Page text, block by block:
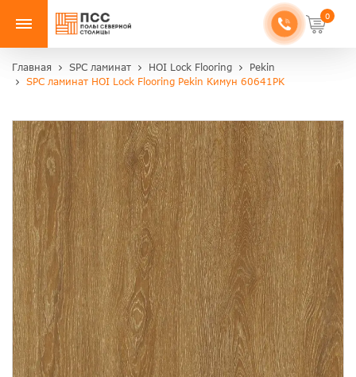
0
Главная SPC ламинат HOI Lock Flooring
Pekin
SPC ламинат HOI Lock Flooring Pekin Кимун 60641PK